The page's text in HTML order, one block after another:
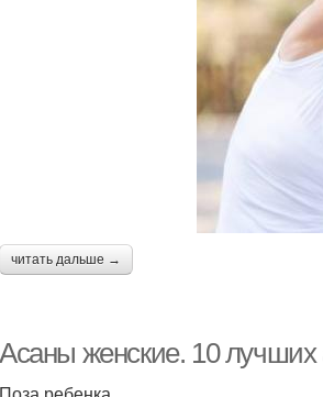
читать дальше →
Асаны женские. 10